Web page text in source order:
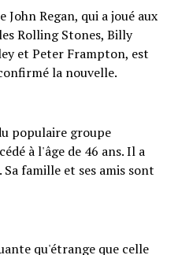
John Regan, qui a joué aux
Rolling Stones, Billy
et Peter Frampton, est
la nouvelle.
populaire groupe
à l'âge de 46 ans. Il a
famille et ses amis sont
qu'étrange que celle